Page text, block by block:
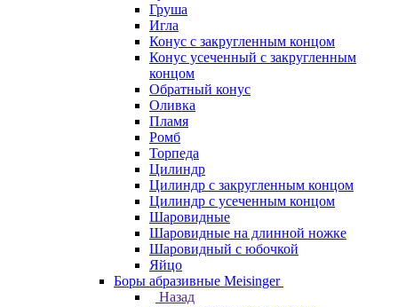
Груша
Игла
Конус c закругленным концом
Конус усеченный c закругленным
концом
Обратный конус
Оливка
Пламя
Ромб
Торпеда
Цилиндр
Цилиндр с закругленным концом
Цилиндр с усеченным концом
Шаровидные
Шаровидные на длинной ножке
Шаровидный с юбочкой
Яйцо
Боры абразивные Meisinger
Назад